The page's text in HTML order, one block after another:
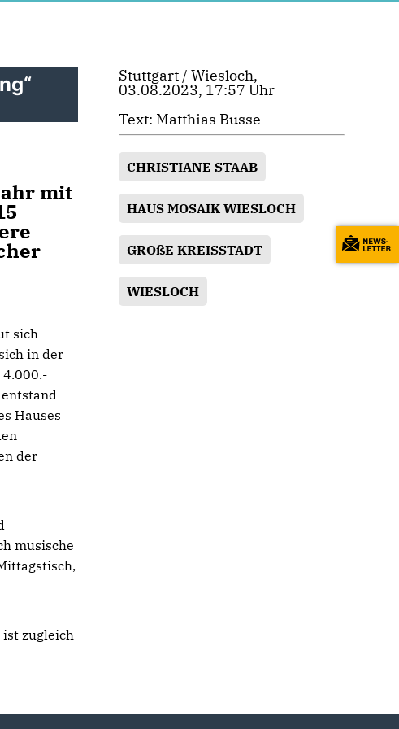
mit
sich
in der
4.000.-
Hauses
der
musische
ist zugleich
Stuttgart / Wiesloch,
03.08.2023, 17:57 Uhr
Text: Matthias Busse
CHRISTIANE STAAB
HAUS MOSAIK WIESLOCH
GROßE KREISSTADT
WIESLOCH